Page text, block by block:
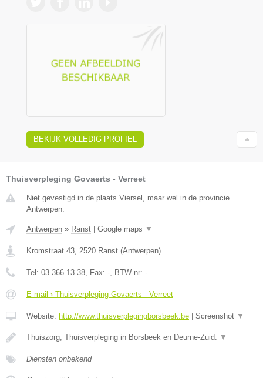
BEKIJK VOLLEDIG PROFIEL
Thuisverpleging Govaerts - Verreet
Niet gevestigd in de plaats Viersel, maar wel in de provincie
Antwerpen.
Antwerpen » Ranst Google maps ▼
Kromstraat 43 2520 Ranst (Antwerpen)
Tel: 03 366 13 38 , Fax: - , BTW-nr: -
E-mail › Thuisverpleging Govaerts - Verreet
Website: http://www.thuisverplegingborsbeek.be Screenshot ▼
Thuiszorg, Thuisverpleging in Borsbeek en Deurne-Zuid. ▼
Diensten onbekend